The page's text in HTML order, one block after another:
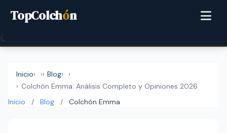
TopColchón
Inicio › Blog
›
Colchón Emma: Análisis Completo y Opiniones 2026
Inicio
/ Blog / Colchón Emma